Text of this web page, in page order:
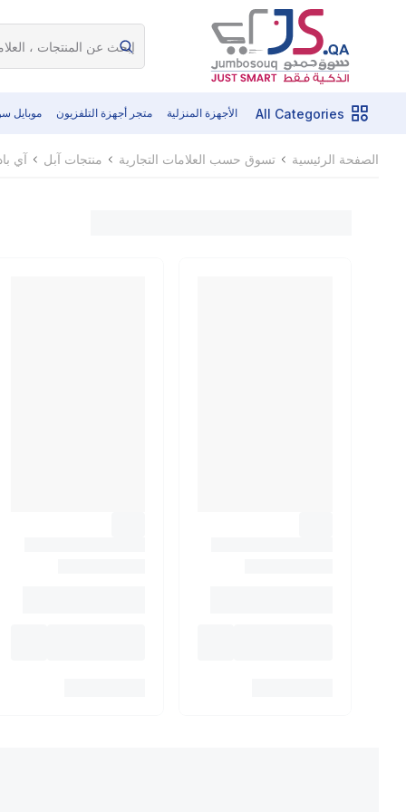
All Categories الأجهزة المنزلية متجر أجهزة التلفزيون موبايل
الصفحة الرئيسية تسوق حسب العلامات التجارية منتجات آبل آي باد